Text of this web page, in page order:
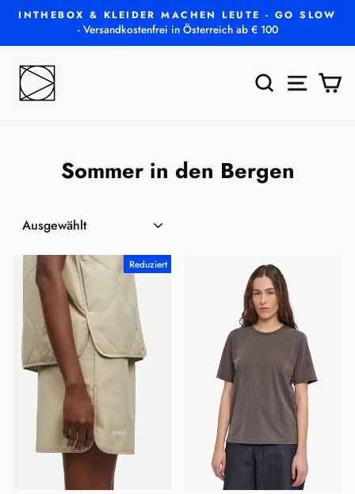
Direkt
Inhalt
Pause
INTHEBOX & KLEIDER MACHEN LEUTE - GO SLOW
- Versandkostenfrei in Österreich ab € 100
SUCHE
Sommer in den Bergen
Reduziert